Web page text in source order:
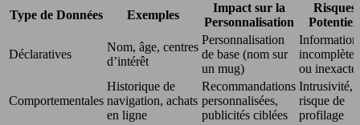
Type de Données Exemples
Impact sur la
Personnalisation
Risques
Potentiels
Déclaratives
Nom, âge, centres
d’intérêt
Personnalisation
de base (nom sur
un mug)
incomplètes
ou
Comportementales
Historique de
navigation, achats
en ligne
Recommandations
personnalisées,
publicités ciblées
Intrusivité,
risque de
profilage